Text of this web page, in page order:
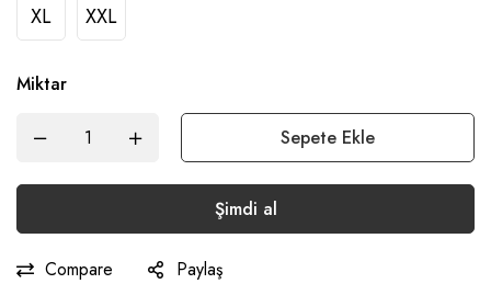
XL XXL
Miktar
Sepete Ekle
Şimdi al
Compare Paylaş